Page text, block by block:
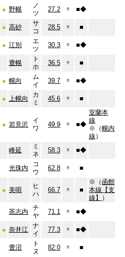
● 野幌
ノ
ツ
27.2 〃 ■◆
● 高砂
サ
コ
28.5 〃 ■
● 江別
エ
ツ
30.3 〃 ■◆
豊幌
ト
ホ
36.5 〃 ■
● 幌向
ム
イ
39.7 〃 ■◆
● 上幌向
カ
ミ
45.6 〃 ■
● 岩見沢
イ
ワ
49.9 〃 ■◆
室蘭本
線
※（幌内
線 ）
峰延
ミ
ネ
58.3 〃 ■◆
光珠内
コ
ウ
62.8 〃 ■
● 美唄
ヒ
ハ
66.7 〃 ■
※（函館
本線【支
線】
）
茶志内
チ
ヤ
71.1 〃 ■◆
● 奈井江
ナ
イ
77.3 〃 ■◆
豊沼
ト
ヌ
82.0 〃 ■